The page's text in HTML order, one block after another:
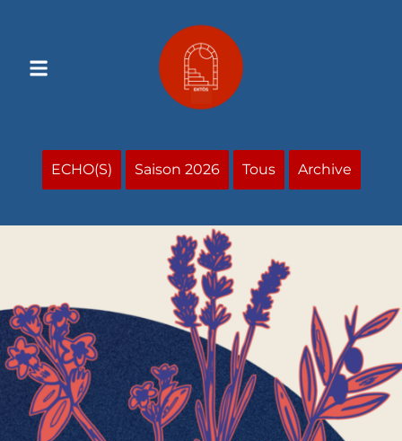
ECHO(S) Saison 2026 Tous Archive
Valorisation des JCC